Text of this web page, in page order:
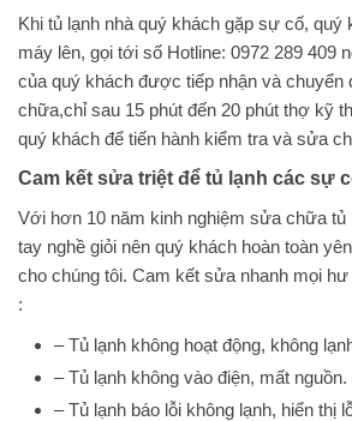
Khi tủ lạnh nhà quý khách gặp sự cố, quý
máy lên, gọi tới số Hotline: 0972 289 409
của quý khách được tiếp nhận và chuyển
chữa,chỉ sau 15 phút đến 20 phút thợ kỹ
quý khách để tiến hành kiểm tra và sửa
Cam kết sửa triệt để tủ lạnh các sự
Với hơn 10 năm kinh nghiệm sửa chữa tủ
tay nghề giỏi nên quý khách hoàn toàn
cho chúng tôi. Cam kết sửa nhanh mọi
:
– Tủ lạnh không hoạt động, không
– Tủ lạnh không vào điện, mất nguồn.
– Tủ lạnh báo lỗi không lạnh, hiển thị